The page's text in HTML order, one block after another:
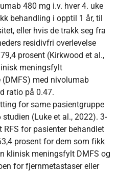
480 mg i.v. hver 4. uke
behandling i opptil 1 år, til
eller hvis de trakk seg fra
residivfri overlevelse
prosent (Kirkwood et al.,
meningsfylt
med nivolumab
ratio på 0.47.
for same pasientgruppe
studien (Luke et al., 2022). 3-
RFS for pasienter behandlet
prosent for dem som fikk
klinisk meningsfylt DMFS og
for fjernmetastaser eller